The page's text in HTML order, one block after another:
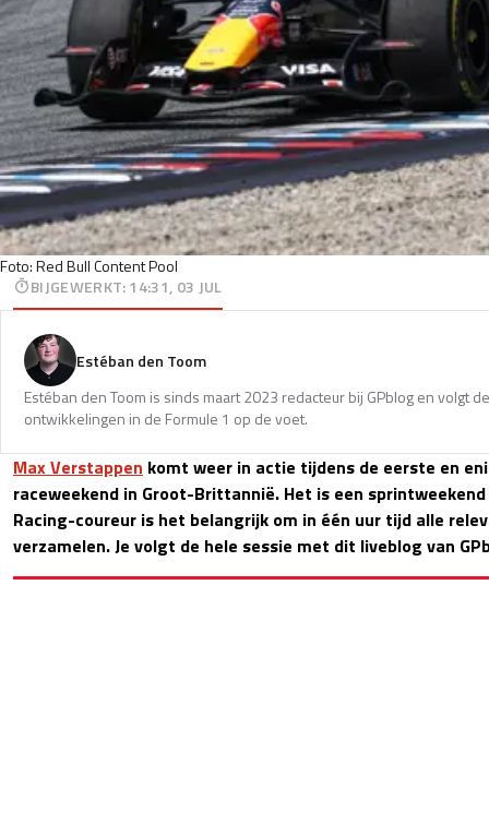
Foto: Red Bull Content Pool
BIJGEWERKT:14:31, 03 JUL
Estéban den Toom
Estéban den Toom is sinds maart 2023 redacteur bij GPblog en volgt
ontwikkelingen in de Formule 1 op de voet.
Max Verstappen komt weer in actie tijdens de eerste en
raceweekend in Groot-Brittannië. Het is een sprintweekend
Racing-coureur is het belangrijk om in één uur tijd alle
verzamelen. Je volgt de hele sessie met dit liveblog van